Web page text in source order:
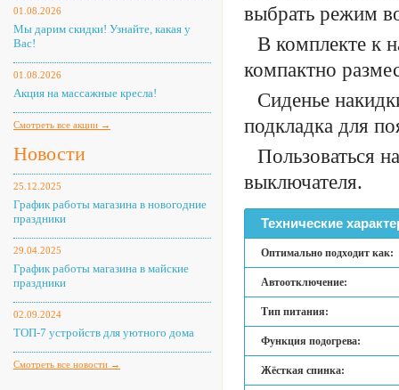
01.08.2026
Мы дарим скидки! Узнайте, какая у
Вас!
01.08.2026
Акция на массажные кресла!
Смотреть все акции →
Новости
25.12.2025
График работы магазина в новогодние
праздники
29.04.2025
График работы магазина в майские
праздники
02.09.2024
ТОП-7 устройств для уютного дома
Смотреть все новости →
выбрать режим
В комплекте к
компактно
Сиденье
подкладка для
Пользоваться
выключателя.
Технические
Оптимально подходит как:
Автоотключение:
Тип питания:
Функция подогрева:
Жёсткая спинка: